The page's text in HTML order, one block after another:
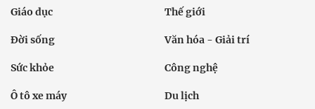
Giáo dục Thế giới
Đời sống Văn hóa - Giải trí
Sức khỏe Công nghệ
Ô tô xe máy Du lịch